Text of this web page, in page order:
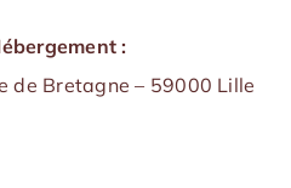
:
de Bretagne – 59000 Lille